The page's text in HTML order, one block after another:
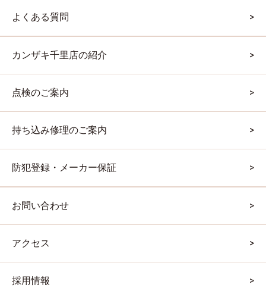
よくある質問
カンザキ千里店の紹介
点検のご案内
持ち込み修理のご案内
防犯登録・メーカー保証
お問い合わせ
アクセス
採用情報